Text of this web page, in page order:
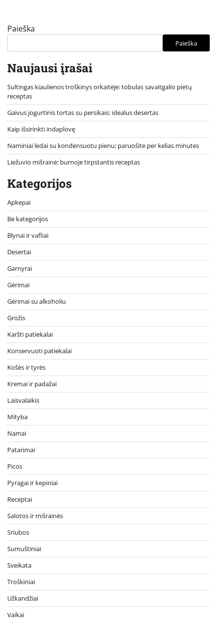
Paieška
Paieška
Naujausi įrašai
Sultingas kiaulienos troškinys orkaitėje: tobulas savaitgalio pietų
receptas
Gaivus jogurtinis tortas su persikais: idealus desertas
Kaip išsirinkti indaplovę
Naminiai ledai su kondensuotu pienu: paruošite per kelias minutes
Liežuvio mišrainė: burnoje tirpstantis receptas
Kategorijos
Apkepai
Be kategorijos
Blynai ir vafliai
Desertai
Garnyrai
Gėrimai
Gėrimai su alkoholiu
Grožis
Karšti patiekalai
Konservuoti patiekalai
Košės ir tyrės
Kremai ir padažai
Laisvalaikis
Mityba
Namai
Patarimai
Picos
Pyragai ir kepiniai
Receptai
Salotos ir mišrainės
Sriubos
Sumuštiniai
Sveikata
Troškiniai
Užkandžiai
Vaikai